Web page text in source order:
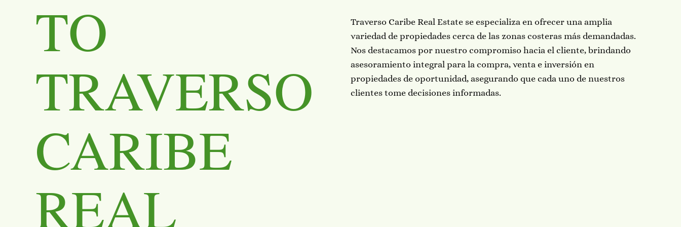
TO
TRAVERSO
CARIBE
REAL
Traverso Caribe Real Estate se especializa en ofrecer una amplia
variedad de propiedades cerca de las zonas costeras más demandadas.
Nos destacamos por nuestro compromiso hacia el cliente, brindando
asesoramiento integral para la compra, venta e inversión en
propiedades de oportunidad, asegurando que cada uno de nuestros
clientes tome decisiones informadas.